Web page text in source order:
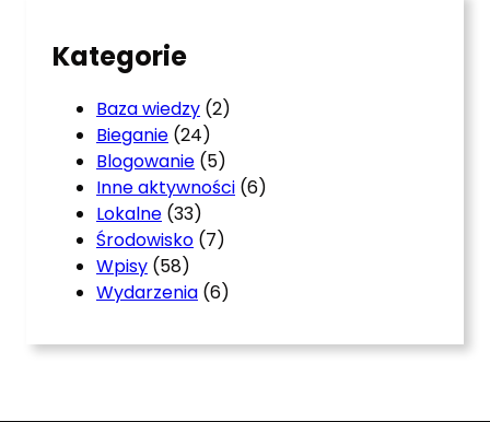
Kategorie
Baza wiedzy (2)
Bieganie (24)
Blogowanie (5)
Inne aktywności (6)
Lokalne (33)
Środowisko (7)
Wpisy (58)
Wydarzenia (6)